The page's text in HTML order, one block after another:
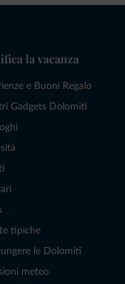
la vacanza
e Buoni Regalo
Gadgets Dolomiti
tipiche
le Dolomiti
meteo